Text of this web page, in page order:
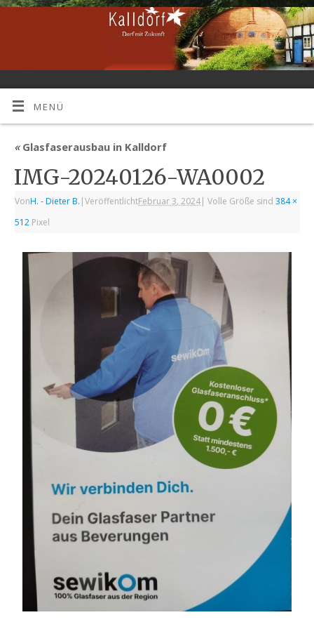
MENÜ
«Glasfaserausbau in Kalldorf
IMG-20240126-WA0002
VonH. - Dieter B. |VeröffentlichtFebruar 3, 2024| Volle Größe sind384 ×
512 Pixel